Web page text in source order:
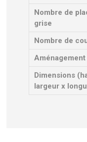
Nombre de
grise
Nombre de
Aménagement
Dimensions
largeur x